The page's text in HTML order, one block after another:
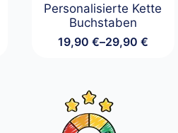
Personalisierte Kette
Buchstaben
19,90 €–29,90 €
Preisspanne: